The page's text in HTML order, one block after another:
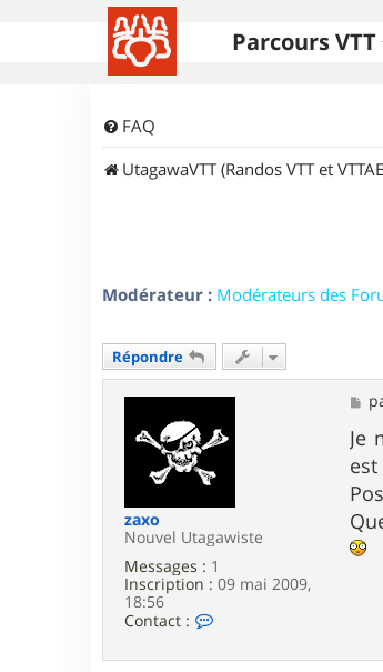
Parcours VTT
FAQ
UtagawaVTT (Randos VTT et
Modérateur : Modérateurs des
Répondre
zaxo
Nouvel Utagawiste
Messages : 1
Inscription : 09 mai 2009,
18:56
Contact :
M
e
s
s
a
g
e
Je